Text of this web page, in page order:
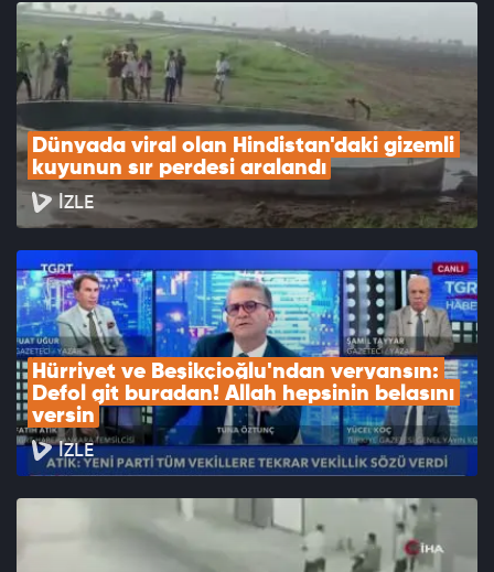
Dünyada viral olan Hindistan'daki gizemli
kuyunun sır perdesi aralandı
İZLE
Hürriyet ve Beşikçioğlu'ndan veryansın:
Defol git buradan! Allah hepsinin belasını
versin
İZLE